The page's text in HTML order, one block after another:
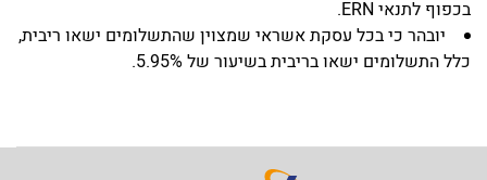
בכפוף לתנאי ERN.
יובהר כי בכל עסקת אשראי שמצוין שהתשלומים ישאו ריבית,
כלל התשלומים ישאו בריבית בשיעור של 5.95%.